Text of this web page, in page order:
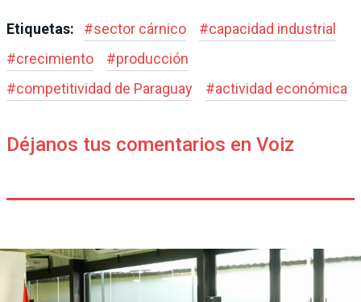
Etiquetas: #sector cárnico #capacidad industrial
#crecimiento #producción
#competitividad de Paraguay #actividad económica
Déjanos tus comentarios en Voiz